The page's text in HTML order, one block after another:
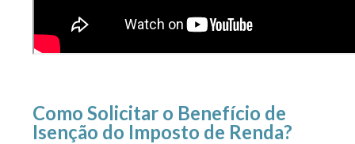
Como Solicitar o Benefício de
Isenção do Imposto de Renda?